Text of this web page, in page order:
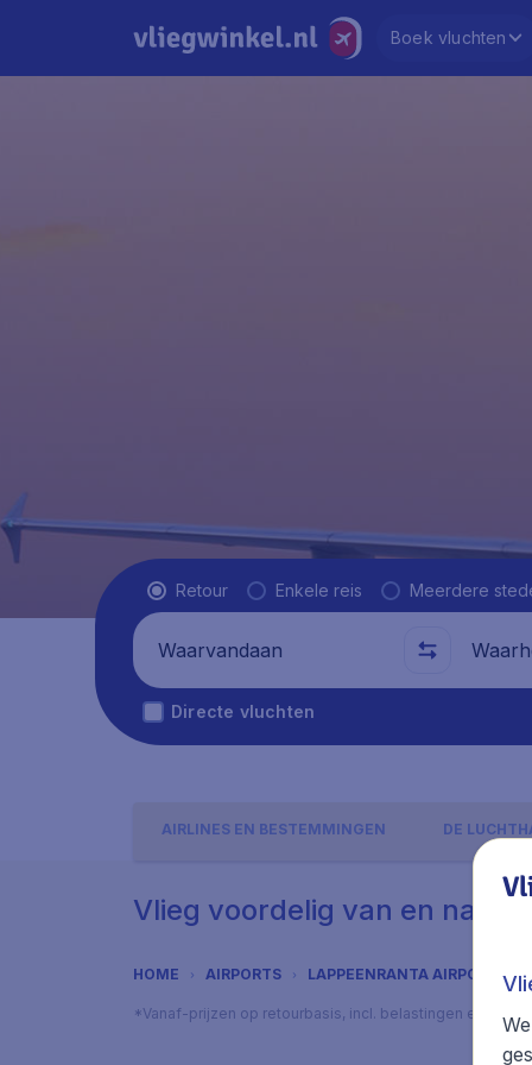
Boek vluchten
Vluchttype
Retour Enkele reis Meerdere
Waarvandaan
Directe vluchten
AIRLINES EN BESTEMMINGEN DE
Vlieg voordelig van en naar
HOME AIRPORTS LAPPEENRANTA AIRPORT
*Vanaf-prijzen op retourbasis, incl. belastingen en